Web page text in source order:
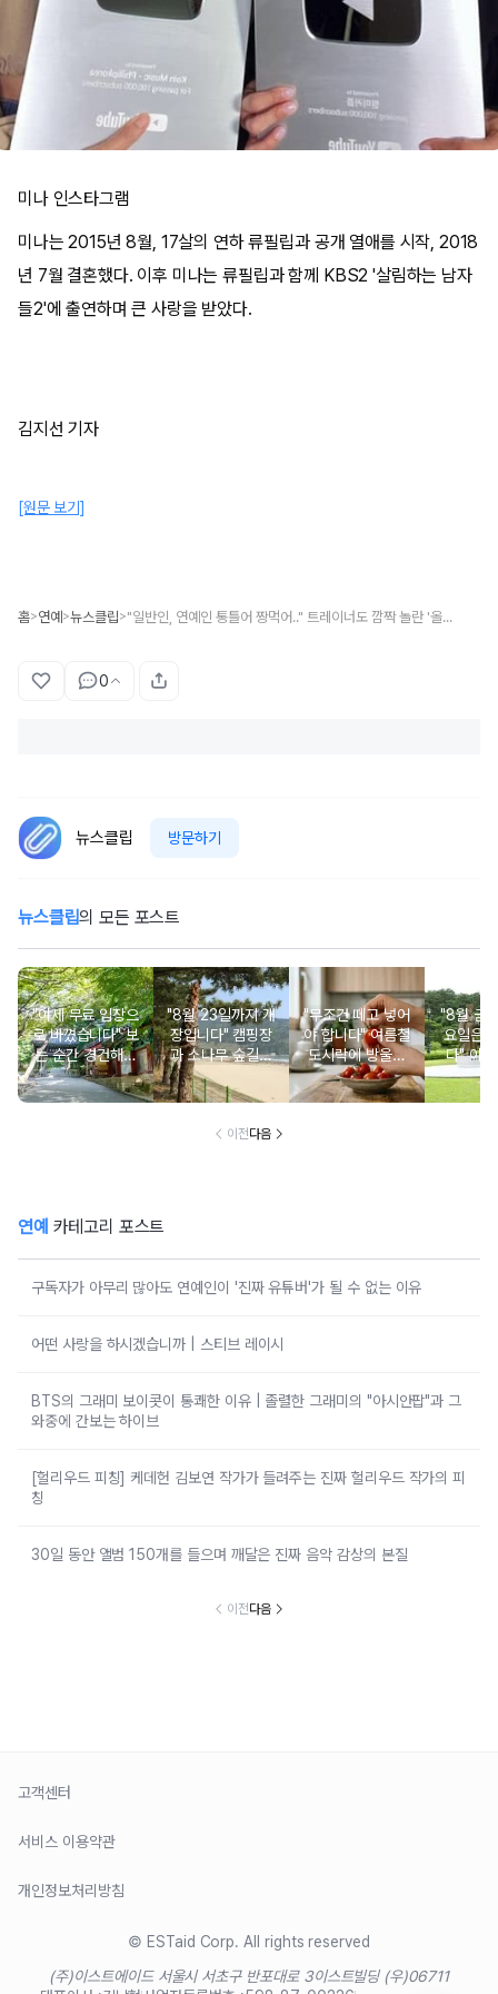
미나 인스타그램
미나는 2015년 8월, 17살의 연하 류필립과 공개 열애를 시작, 2018
년 7월 결혼했다. 이후 미나는 류필립과 함께 KBS2 '살림하는 남자
들2'에 출연하며 큰 사랑을 받았다.
김지선 기자
[원문 보기]
홈>연예 >뉴스클립> "일반인, 연예인 통틀어 짱먹어.." 트레이너도 깜짝 놀란 '올해 50살' 미나의 놀라운 인바디 결과
0
뉴스클립 방문하기
뉴스클립의 모든 포스트
"이제 무료 입장으
로 바꼈습니다" 보
는 순간 경건해지
고 마음이 편안해
지는 사찰 여행지
"8월 23일까지 개
장입니다" 캠핑장
과 소나무 숲길이
붙어있는 조용한
남해 해수욕장
"무조건 떼고 넣어
야 합니다" 여름철
도시락에 방울토
마토 꼭지 그대로
넣으면 생기는 일
"8월 금
요일은
다" 이
무료로
한 의미
이전다음
연예 카테고리 포스트
구독자가 아무리 많아도 연예인이 '진짜 유튜버'가 될 수 없는 이유
어떤 사랑을 하시겠습니까 | 스티브 레이시
BTS의 그래미 보이콧이 통쾌한 이유 | 졸렬한 그래미의 "아시안팝"과 그
와중에 간보는 하이브
[헐리우드 피칭] 케데헌 김보연 작가가 들려주는 진짜 헐리우드 작가의 피
칭
30일 동안 앨범 150개를 들으며 깨달은 진짜 음악 감상의 본질
이전다음
고객센터
서비스 이용약관
개인정보처리방침
© ESTaid Corp. All rights reserved
(주)이스트에이드 서울시 서초구 반포대로 3이스트빌딩 (우)06711